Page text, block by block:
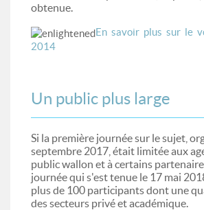
obtenue.
En savoir plus sur le
2014
Un public plus large
Si la première journée sur le sujet,
septembre 2017, était limitée aux
public wallon et à certains
journée qui s'est tenue le 17 mai
plus de 100 participants dont une
des secteurs privé et académique.